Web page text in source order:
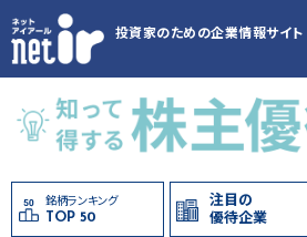
投資家のための企業情報サイト
銘柄ランキング
TOP 50
注目の
優待企業